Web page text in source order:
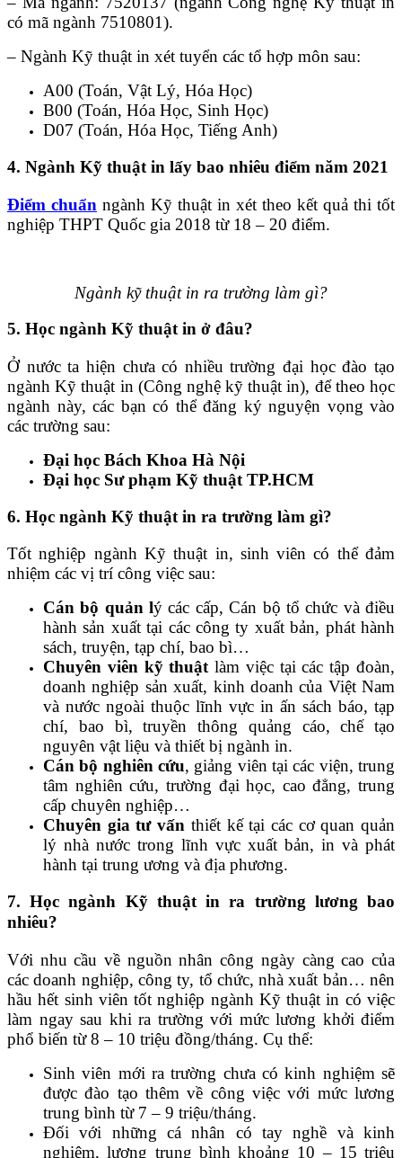
có mã ngành 7510801).
– Ngành Kỹ thuật in xét tuyển các tổ hợp môn sau:
A00 (Toán, Vật Lý, Hóa Học)
B00 (Toán, Hóa Học, Sinh Học)
D07 (Toán, Hóa Học, Tiếng Anh)
4. Ngành Kỹ thuật in lấy bao nhiêu điểm năm 2021
Điểm chuẩn ngành Kỹ thuật in xét theo kết quả thi tốt
nghiệp THPT Quốc gia 2018 từ 18 – 20 điểm.
Ngành kỹ thuật in ra trường làm gì?
5. Học ngành Kỹ thuật in ở đâu?
Ở nước ta hiện chưa có nhiều trường đại học đào tạo
ngành Kỹ thuật in (Công nghệ kỹ thuật in), để theo học
ngành này, các bạn có thể đăng ký nguyện vọng vào
các trường sau:
Đại học Bách Khoa Hà Nội
Đại học Sư phạm Kỹ thuật TP.HCM
6. Học ngành Kỹ thuật in ra trường làm gì?
Tốt nghiệp ngành Kỹ thuật in, sinh viên có thể đảm
nhiệm các vị trí công việc sau:
Cán bộ quản lý các cấp, Cán bộ tổ chức và điều
hành sản xuất tại các công ty xuất bản, phát hành
sách, truyện, tạp chí, bao bì…
Chuyên viên kỹ thuậtlàm việc tại các tập đoàn,
doanh nghiệp sản xuất, kinh doanh của Việt Nam
và nước ngoài thuộc lĩnh vực in ấn sách báo, tạp
chí, bao bì, truyền thông quảng cáo, chế tạo
nguyên vật liệu và thiết bị ngành in.
Cán bộ nghiên cứu, giảng viên tại các viện, trung
tâm nghiên cứu, trường đại học, cao đẳng, trung
cấp chuyên nghiệp…
Chuyên gia tư vấn thiết kế tại các cơ quan quản
lý nhà nước trong lĩnh vực xuất bản, in và phát
hành tại trung ương và địa phương.
7. Học ngành Kỹ thuật in ra trường lương bao
nhiêu?
Với nhu cầu về nguồn nhân công ngày càng cao của
các doanh nghiệp, công ty, tổ chức, nhà xuất bản… nên
hầu hết sinh viên tốt nghiệp ngành Kỹ thuật in có việc
làm ngay sau khi ra trường với mức lương khởi điểm
phổ biến từ 8 – 10 triệu đồng/tháng. Cụ thể:
Sinh viên mới ra trường chưa có kinh nghiệm sẽ
được đào tạo thêm về công việc với mức lương
trung bình từ 7 – 9 triệu/tháng.
Đối với những cá nhân có tay nghề và kinh
nghiệm, lương trung bình khoảng 10 – 15 triệu